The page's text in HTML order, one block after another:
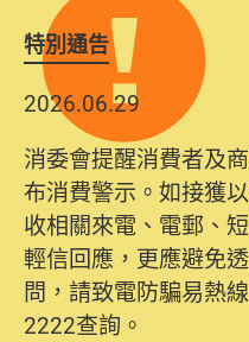
特別通告
2026.06.29
消委會提醒消費者及
布消費警示。如接獲
收相關來電、電郵、
輕信回應，更應避免
問，請致電防騙易熱
2222查詢。